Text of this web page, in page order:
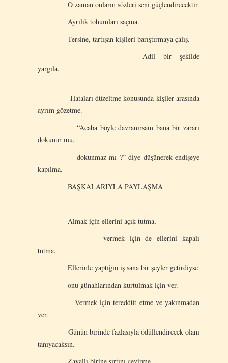
O zaman onların sözleri seni güçlendirecektir.
Ayrılık tohumları saçma.
Tersine, tartışan kişileri barıştırmaya çalış.
Adil bir şekilde
yargıla.
Hataları düzeltme konusunda kişiler arasında
ayrım gözetme.
“Acaba böyle davranırsam bana bir zararı
dokunur mu,
dokunmaz mı ?” diye düşünerek endişeye
kapılma.
BAŞKALARIYLA PAYLAŞMA
Almak için ellerini açık tutma,
vermek için de ellerini kapalı
tutma.
Ellerinle yaptığın iş sana bir şeyler getirdiyse
onu günahlarından kurtulmak için ver.
Vermek için tereddüt etme ve yakınmadan
ver.
Günün birinde fazlasıyla ödüllendirecek olanı
tanıyacaksın.